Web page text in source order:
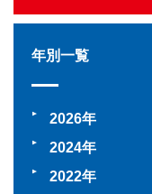
年別一覧
2026
2024
2022